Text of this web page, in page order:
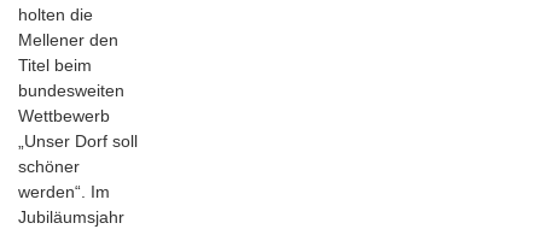
holten die
Mellener den
Titel beim
bundesweiten
Wettbewerb
„Unser Dorf soll
schöner
werden“. Im
Jubiläumsjahr